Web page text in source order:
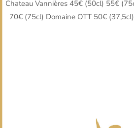
Chateau Vannières 45€ (50cl) 55€
70€ (75cl) Domaine OTT 50€